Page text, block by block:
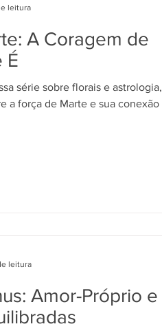
A Coragem de
É
série sobre florais e astrologia,
de Marte e sua conexão
leitura
Amor-Próprio e
leitura